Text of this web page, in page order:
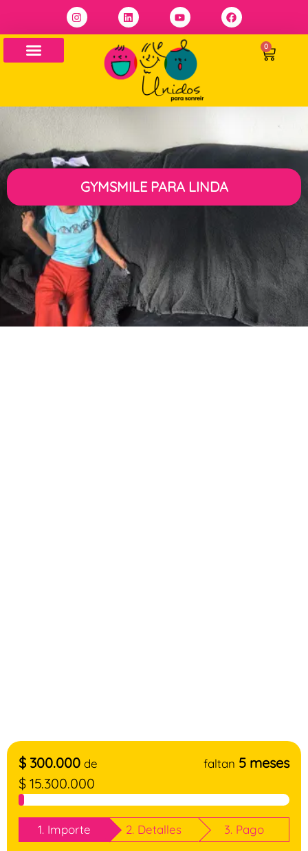
0
GYMSMILE PARA LINDA
$ 300.000 de
$ 15.300.000
faltan 5 meses
1. Importe 2. Detalles 3. Pago